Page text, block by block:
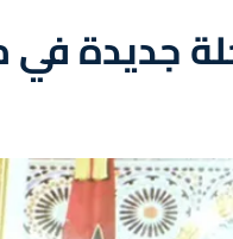
جديدة في